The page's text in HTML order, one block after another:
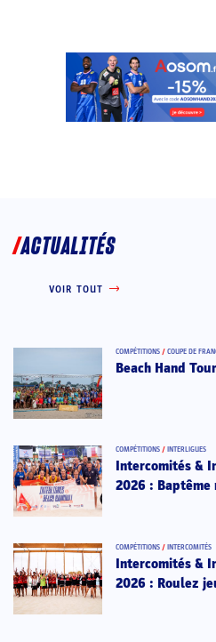
ACTUALITÉS
VOIR TOUT
COMPÉTITIONS / COUPE DE
Beach Hand
COMPÉTITIONS / INTERLIGUES
Intercomités &
2026 : Baptême
COMPÉTITIONS / INTERCOMITÉS
Intercomités &
2026 : Roulez